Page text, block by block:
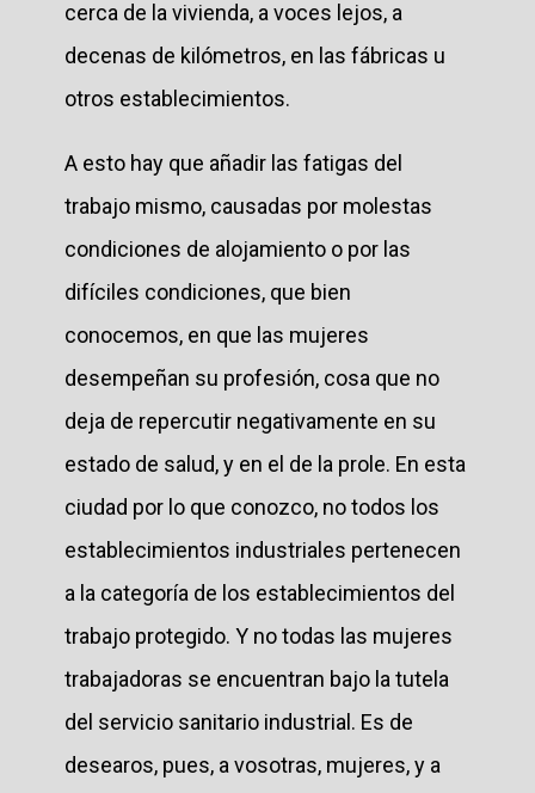
cerca de la vivienda, a voces lejos, a
decenas de kilómetros, en las fábricas u
otros establecimientos.
A esto hay que añadir las fatigas del
trabajo mismo, causadas por molestas
condiciones de alojamiento o por las
difíciles condiciones, que bien
conocemos, en que las mujeres
desempeñan su profesión, cosa que no
deja de repercutir negativamente en su
estado de salud, y en el de la prole. En esta
ciudad por lo que conozco, no todos los
establecimientos industriales pertenecen
a la categoría de los establecimientos del
trabajo protegido. Y no todas las mujeres
trabajadoras se encuentran bajo la tutela
del servicio sanitario industrial. Es de
desearos, pues, a vosotras, mujeres, y a